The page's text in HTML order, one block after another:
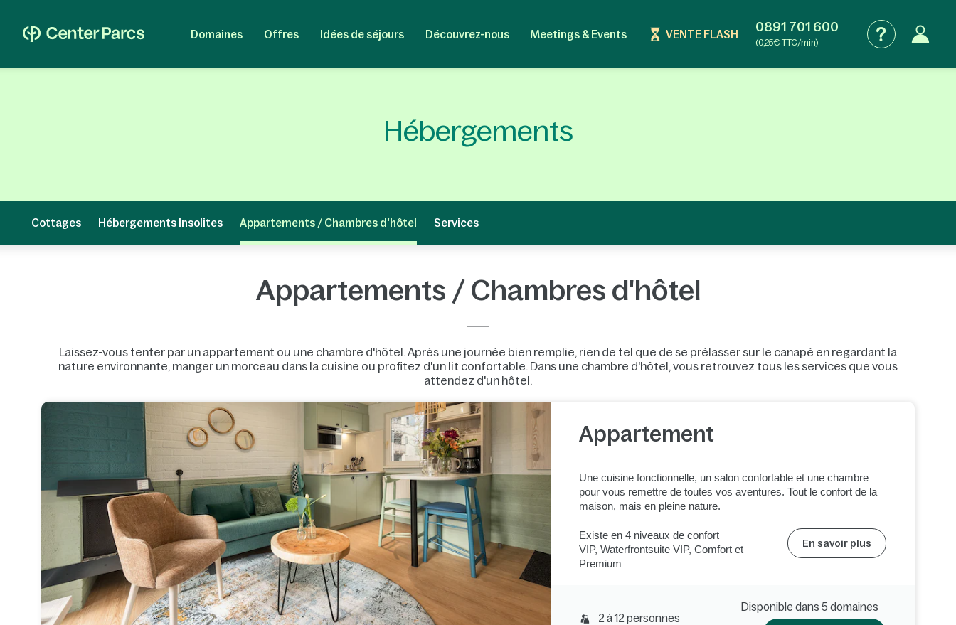
Domaines Offres Idées de séjours Découvrez-nous Meetings & Events VENTE FLASH 0891 701 600
(0,25€ TTC/min)
Hébergements
Cottages Hébergements Insolites Appartements / Chambres d'hôtel Services
Appartements / Chambres d'hôtel
Laissez-vous tenter par un appartement ou une chambre d'hôtel. Après une journée bien remplie, rien de tel que de se prélasser sur le canapé en regardant la
nature environnante, manger un morceau dans la cuisine ou profitez d'un lit confortable. Dans une chambre d'hôtel, vous retrouvez tous les services que vous
attendez d'un hôtel.
Appartement
Une cuisine fonctionnelle, un salon confortable et une chambre
pour vous remettre de toutes vos aventures. Tout le confort de la
maison, mais en pleine nature.
Existe en 4 niveaux de confort
VIP, Waterfrontsuite VIP, Comfort et
Premium
En savoir plus
2 à 12 personnes
Disponible dans 5 domaines